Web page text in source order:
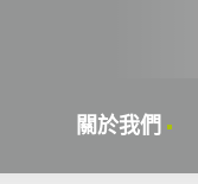
關於我們